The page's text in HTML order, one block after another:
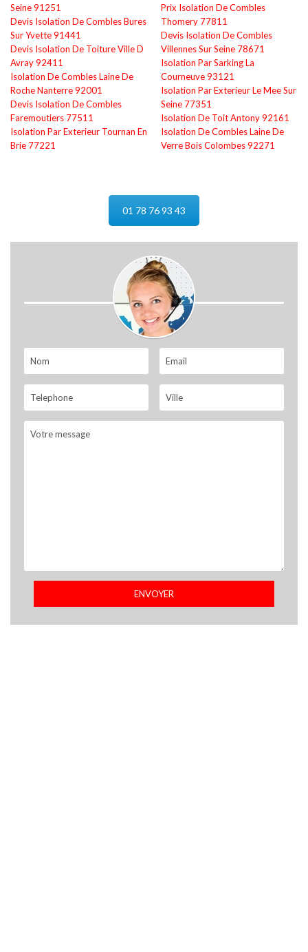
Seine 91251
Devis Isolation De Combles Bures
Sur Yvette 91441
Devis Isolation De Toiture Ville D
Avray 92411
Isolation De Combles Laine De
Roche Nanterre 92001
Devis Isolation De Combles
Faremoutiers 77511
Isolation Par Exterieur Tournan En
Brie 77221
Prix Isolation De Combles
Thomery 77811
Devis Isolation De Combles
Villennes Sur Seine 78671
Isolation Par Sarking La
Courneuve 93121
Isolation Par Exterieur Le Mee Sur
Seine 77351
Isolation De Toit Antony 92161
Isolation De Combles Laine De
Verre Bois Colombes 92271
01 78 76 93 43